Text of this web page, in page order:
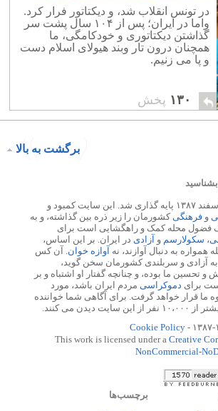
نیآموزیم؟
۳
در تونس انقلاب شد، و دیکتاتور فرار کرد.
واما در ایران؛ پس از ۱۰۴ سال پشت سر
گذاشتن دیکتاتوری و خودکامگی، ما
همچنان درون تار وبند هیولای اسلام دست
و پا می زنیم.
۱۳۰ پخش
برگشت به بالا
فضول محله در ۱۳ اسفند ۱۳۸۷ پایه گذاری شد. این سایت کمبود و
و فرهنگیکشورمان را زیر ذره بین گذاشته، و به
فضول محله کمک و راهگشایی است برای
، سکولارسم و آزادی در ایران. بر این اساس،
به دنبال آوازند، نه آوازه خوان. آن کس
آزادی و سربلندی کشورمان سخن گوید،
تحسین ما بوده، و چنانچه گفتار او اشتباه و بر
برای دموکراسی مردم ایران باشد، مورد
ما قرار خواهد گرفت. برای آگاهی شما خواننده
دیدن می کنند.
Cookie Policy
This work is licensed under a Creative
NonCommercial-
برچسب‌ها